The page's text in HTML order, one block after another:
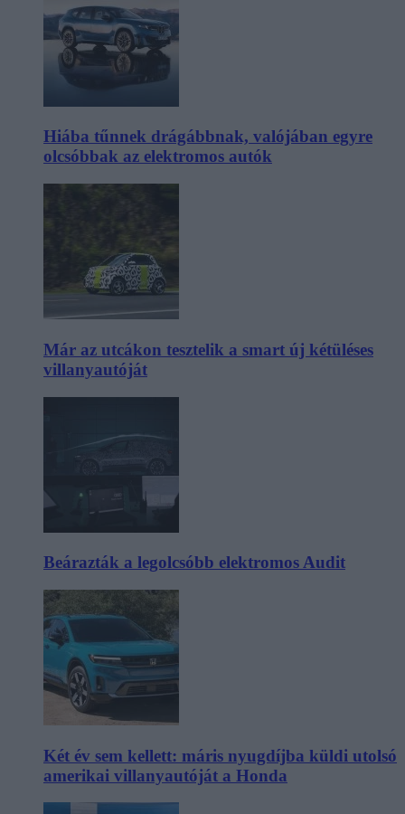
Hiába tűnnek drágábbnak, valójában egyre
olcsóbbak az elektromos autók
Már az utcákon tesztelik a smart új kétüléses
villanyautóját
Beárazták a legolcsóbb elektromos Audit
Két év sem kellett: máris nyugdíjba küldi utolsó
amerikai villanyautóját a Honda